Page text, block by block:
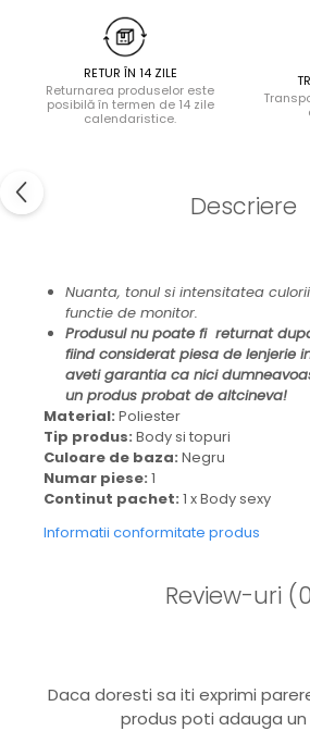
RETUR ÎN 14 ZILE
Returnarea produselor este
posibilă în termen de 14 zile
calendaristice.
Descriere
Nuanta, tonul si intensitatea
functie de monitor.
Produsul nu poate fi returnat
fiind considerat piesa de lenjerie
aveti garantia ca nici
un produs probat de altcineva!
Material: Poliester
Tip produs: Body si topuri
Culoare de baza: Negru
Numar piese: 1
Continut pachet: 1 x Body sexy
Informatii conformitate produs
Review-uri
Daca doresti sa iti exprimi
produs poti adauga un